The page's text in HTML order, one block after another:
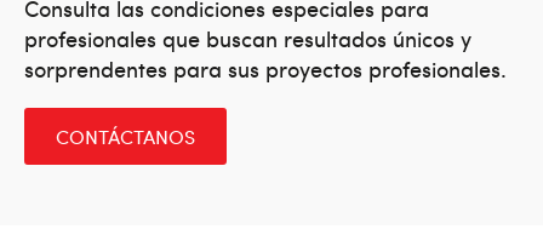
Consulta las condiciones especiales para
profesionales que buscan resultados únicos y
sorprendentes para sus proyectos profesionales.
CONTÁCTANOS